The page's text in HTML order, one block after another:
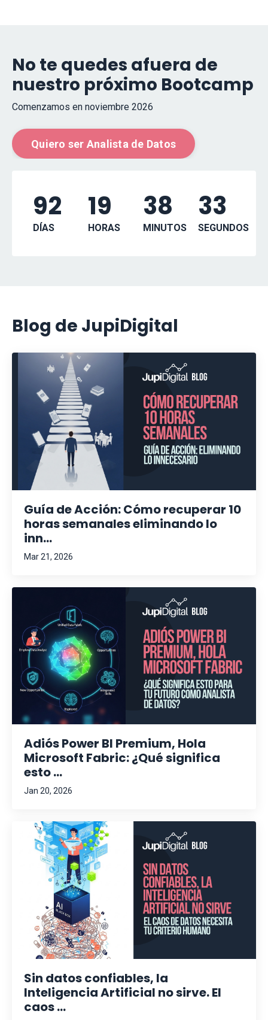
No te quedes afuera de
nuestro próximo Bootcamp
Comenzamos en noviembre 2026
Quiero ser Analista de Datos
92
DÍAS
19
HORAS
38
MINUTOS
32
SEGUNDOS
Blog de JupiDigital
Guía de Acción: Cómo recuperar 10
horas semanales eliminando lo
inn...
Mar 21, 2026
Adiós Power BI Premium, Hola
Microsoft Fabric: ¿Qué significa
esto ...
Jan 20, 2026
Sin datos confiables, la
Inteligencia Artificial no sirve. El
caos ...